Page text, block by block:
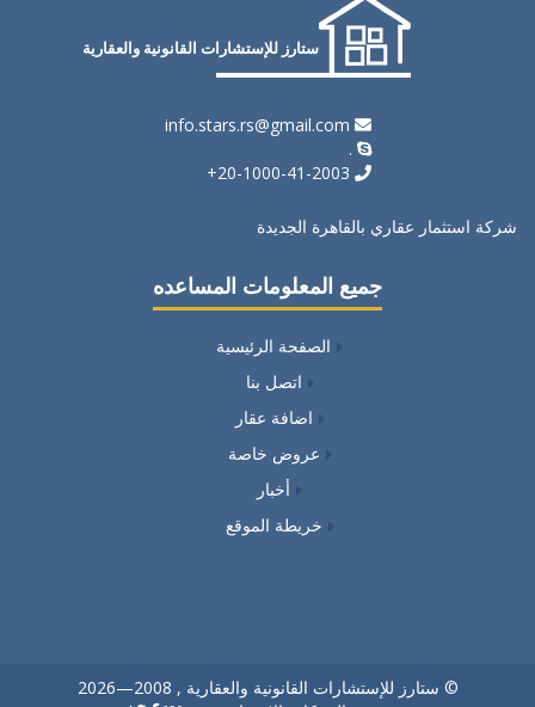
ستارز للإستشارات القانونية والعقارية
info.stars.rs@gmail.com
.
شركة استثمار عقاري بالقاهرة الجديدة
جميع المعلومات المساعده
الصفحة الرئيسية
اتصل بنا
اضافة عقار
عروض خاصة
أخبار
خريطة الموقع
© ستارز للإستشارات القانونية والعقارية , 2008—2026